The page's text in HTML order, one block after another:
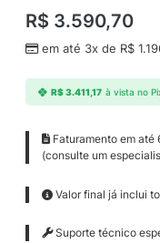
R$ 3.590,70
em até 3x de R$
R$3.411,17 à vista no
Faturamento em até
(consulte um
Valor final já inclui
Suporte técnico